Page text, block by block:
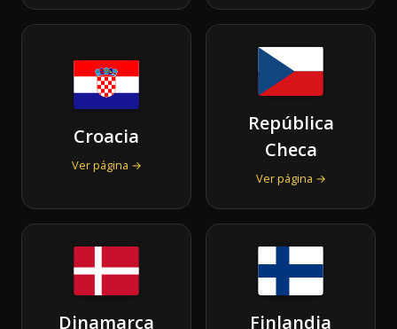
Croacia
Ver página →
República
Checa
Ver página →
Dinamarca Finlandia